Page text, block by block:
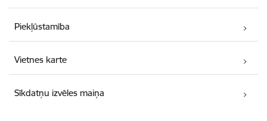
Piekļūstamība
Vietnes karte
Sīkdatņu izvēles maiņa